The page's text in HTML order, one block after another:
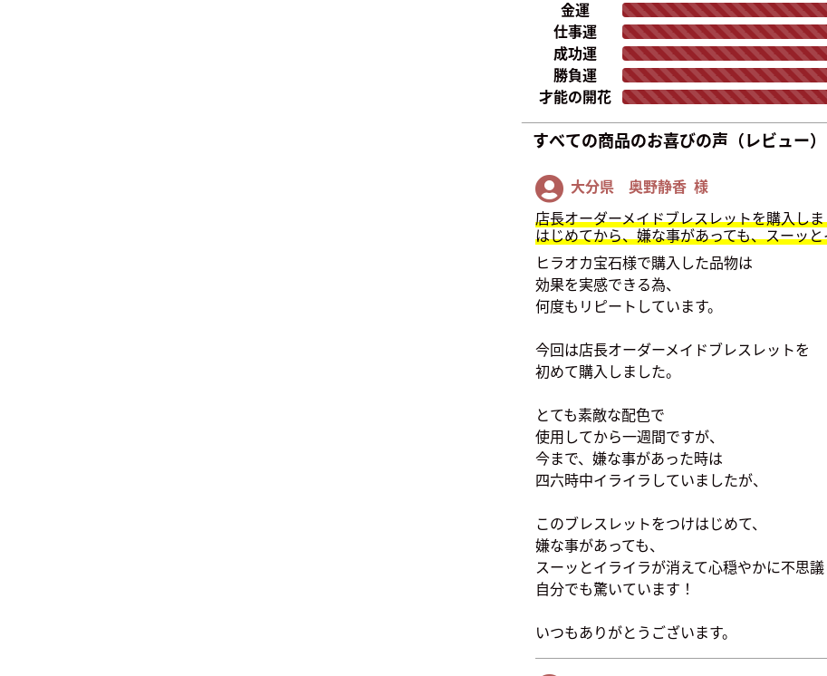
金運
仕事運
成功運
勝負運
才能の開花
すべての商品のお喜びの声（レビュー
大分県 奥野静香 様
店長オーダーメイドブレスレットを購入し
はじめてから、嫌な事があっても、スーッ
ヒラオカ宝石様で購入した品物は
効果を実感できる為、
何度もリピートしています。
今回は店長オーダーメイドブレスレットを
初めて購入しました。
とても素敵な配色で
使用してから一週間ですが、
今まで、嫌な事があった時は
四六時中イライラしていましたが、
このブレスレットをつけはじめて、
嫌な事があっても、
スーッとイライラが消えて心穏やかに不思議
自分でも驚いています！
いつもありがとうございます。